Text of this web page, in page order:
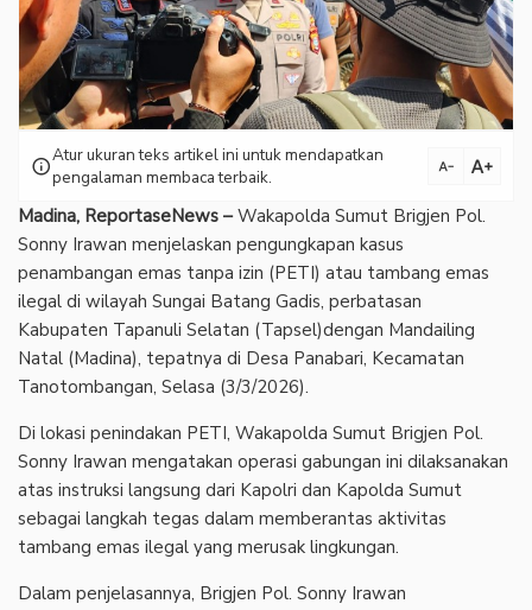
infoAtur ukuran teks artikel ini untuk mendapatkan
pengalaman membaca terbaik.
text_decrease text_increase
Madina, ReportaseNews –Wakapolda Sumut Brigjen Pol.
Sonny Irawan menjelaskan pengungkapan kasus
penambangan emas tanpa izin (PETI) atau tambang emas
ilegal di wilayah Sungai Batang Gadis, perbatasan
Kabupaten Tapanuli Selatan (Tapsel)dengan Mandailing
Natal (Madina), tepatnya di Desa Panabari, Kecamatan
Tanotombangan, Selasa (3/3/2026).
Di lokasi penindakan PETI, Wakapolda Sumut Brigjen Pol.
Sonny Irawan mengatakan operasi gabungan ini dilaksanakan
atas instruksi langsung dari Kapolri dan Kapolda Sumut
sebagai langkah tegas dalam memberantas aktivitas
tambang emas ilegal yang merusak lingkungan.
Dalam penjelasannya, Brigjen Pol. Sonny Irawan